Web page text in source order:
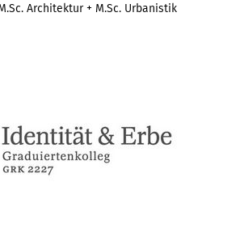
Architektur + M.Sc. Urbanistik